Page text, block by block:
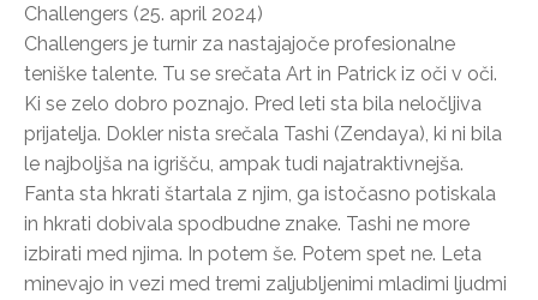
Challengers (25. april 2024)
Challengers je turnir za nastajajoče profesionalne
teniške talente. Tu se srečata Art in Patrick iz oči v oči.
Ki se zelo dobro poznajo. Pred leti sta bila neločljiva
prijatelja. Dokler nista srečala Tashi (Zendaya), ki ni bila
le najboljša na igrišču, ampak tudi najatraktivnejša.
Fanta sta hkrati štartala z njim, ga istočasno potiskala
in hkrati dobivala spodbudne znake. Tashi ne more
izbirati med njima. In potem še. Potem spet ne. Leta
minevajo in vezi med tremi zaljubljenimi mladimi ljudmi